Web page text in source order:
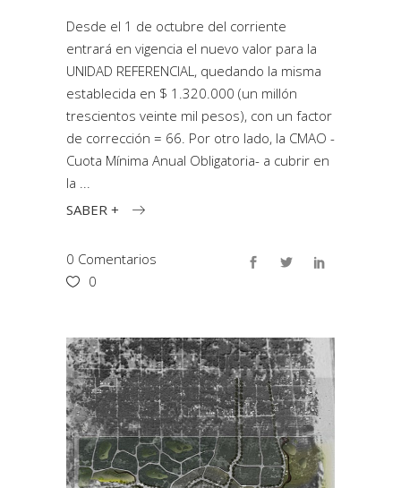
Desde el 1 de octubre del corriente
entrará en vigencia el nuevo valor para la
UNIDAD REFERENCIAL, quedando la misma
establecida en $ 1.320.000 (un millón
trescientos veinte mil pesos), con un factor
de corrección = 66. Por otro lado, la CMAO -
Cuota Mínima Anual Obligatoria- a cubrir en
la
SABER +
0 Comentarios
0